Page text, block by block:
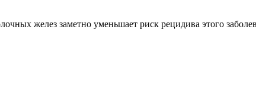
желез заметно уменьшает риск рецидива этого